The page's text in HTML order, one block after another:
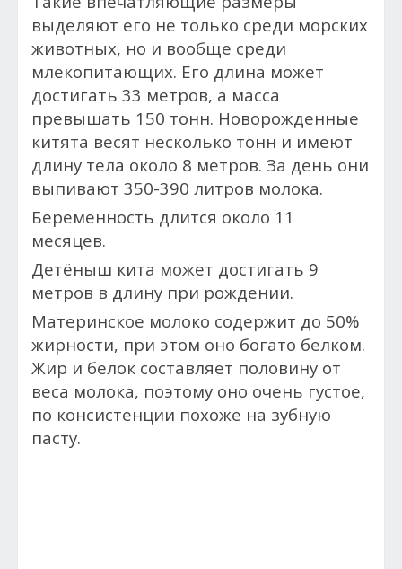
выделяют его не только среди морских
животных, но и вообще среди
млекопитающих. Его длина может
достигать 33 метров, а масса
превышать 150 тонн. Новорожденные
китята весят несколько тонн и имеют
длину тела около 8 метров. За день они
выпивают 350-390 литров молока.
Беременность длится около 11
месяцев.
Детёныш кита может достигать 9
метров в длину при рождении.
Материнское молоко содержит до 50%
жирности, при этом оно богато белком.
Жир и белок составляет половину от
веса молока, поэтому оно очень густое,
по консистенции похоже на зубную
пасту.